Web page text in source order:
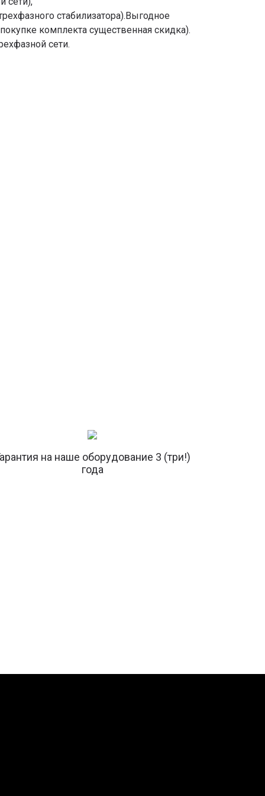
стабилизатора).Выгодное
комплекта существенная скидка).
сети.
на наше оборудование 3 (три!)
года